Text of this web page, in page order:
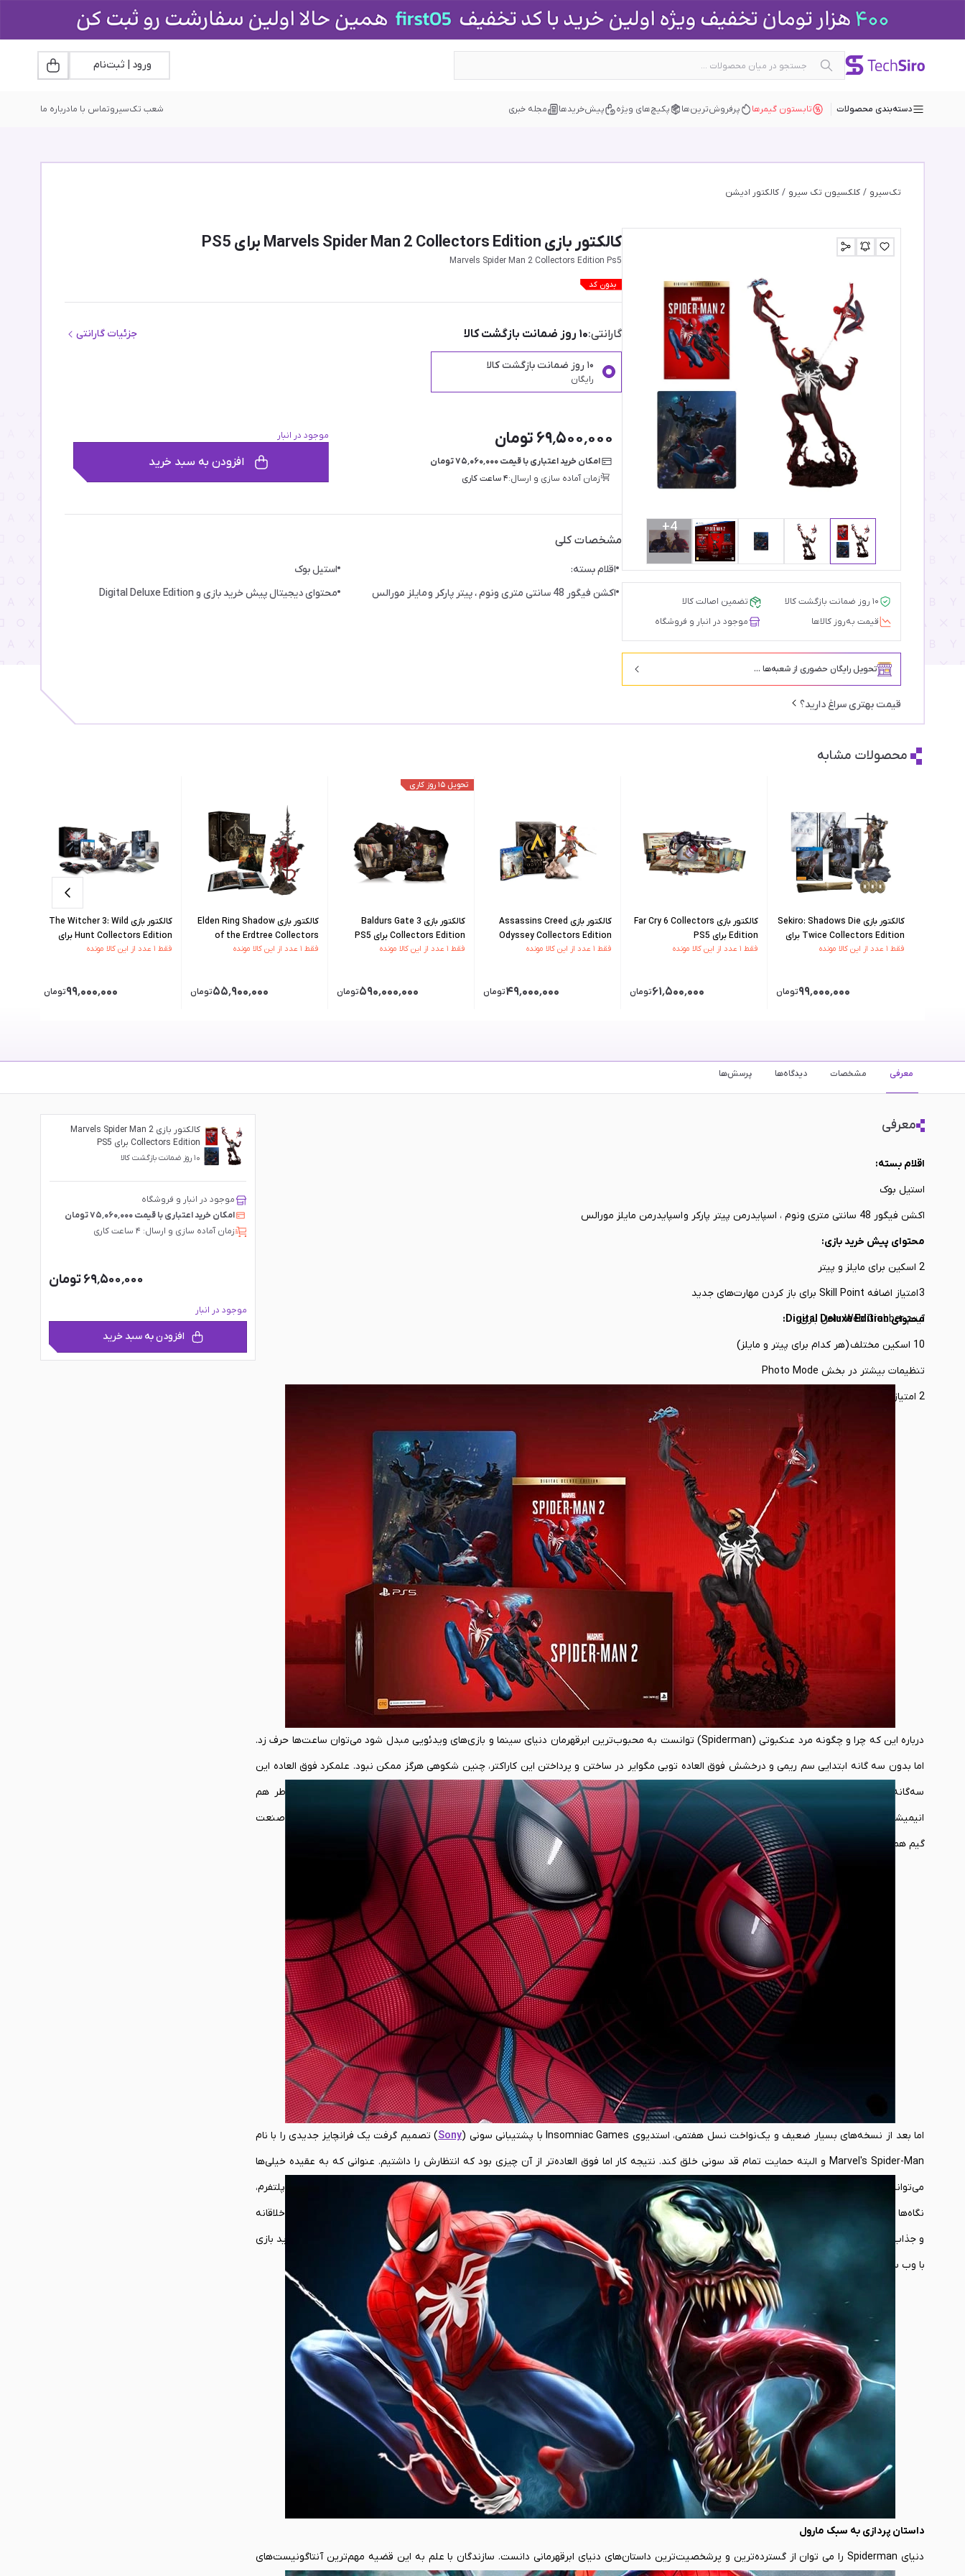
ورود | ثبت‌نام
دسته‌بندی محصولات تابستون گیمرها پرفروش‌ترین‌ها پکیچ‌های ویژه پیش‌خریدها مجله خبری شعب تک‌سیروتماس با مادرباره ما
تک‌سیرو / کلکسیون تک سیرو / کالکتور ادیشن
4+
۱۰ روز ضمانت بازگشت کالا
تضمین اصالت کالا
قیمت‌ به‌روز کالاها
موجود در انبار و فروشگاه
تحویل رایگان حضوری از شعبه‌ها ...
قیمت بهتری سراغ دارید؟
کالکتور بازی Marvels Spider Man 2 Collectors Edition برای PS5
Marvels Spider Man 2 Collectors Edition Ps5
بدون کد
گارانتی:۱۰ روز ضمانت بازگشت کالا جزئیات گارانتی
۱۰ روز ضمانت بازگشت کالا
رایگان
موجود در انبار
افزودن به سبد خرید
۶۹٬۵۰۰٬۰۰۰ تومان
امکان خرید اعتباری با قیمت ۷۵٬۰۶۰٬۰۰۰ تومان
زمان آماده سازی و ارسال:۴ ساعت کاری
مشخصات کلی
اقلام بسته:
استیل بوک
اکشن فیگور 48 سانتی متری ونوم ، پیتر پارکر و مایلز مورالس
محتوای دیجیتال پیش خرید بازی و Digital Deluxe Edition
محصولات مشابه
کالکتور بازی Sekiro: Shadows Die
Twice Collectors Edition برای
PS4
فقط ۱ عدد از این کالا مونده
۹۹٬۰۰۰٬۰۰۰تومان
کالکتور بازی Far Cry 6 Collectors
Edition برای PS5
فقط ۱ عدد از این کالا مونده
۶۱٬۵۰۰٬۰۰۰تومان
کالکتور بازی Assassins Creed
Odyssey Collectors Edition
برای PS4
فقط ۱ عدد از این کالا مونده
۴۹٬۰۰۰٬۰۰۰تومان
تحویل ۱۵ روز کاری
کالکتور بازی Baldurs Gate 3
Collectors Edition برای PS5
فقط ۱ عدد از این کالا مونده
۵۹۰٬۰۰۰٬۰۰۰تومان
کالکتور بازی Elden Ring Shadow
of the Erdtree Collectors
Edition برای PS5
فقط ۱ عدد از این کالا مونده
۵۵٬۹۰۰٬۰۰۰تومان
کالکتور بازی The Witcher 3: Wild
Hunt Collectors Edition برای
PS4
فقط ۱ عدد از این کالا مونده
۹۹٬۰۰۰٬۰۰۰تومان
معرفی مشخصات دیدگاه‌ها پرسش‌ها
معرفی
اقلام بسته:
استیل بوک
اکشن فیگور 48 سانتی متری ونوم ، اسپایدرمن پیتر پارکر و اسپایدرمن مایلز مورالس
محتوای پیش خرید بازی:
2 اسکین برای مایلز و پیتر
3 امتیاز اضافه Skill Point برای باز کردن مهارت‌های جدید
آیتم Web Grabber داخل بازی
محتوای Digital Deluxe Edition:
10 اسکین مختلف (هر کدام برای پیتر و مایلز)
تنظیمات بیشتر در بخش Photo Mode
2 امتیاز Skill Points
درباره این که چرا و چگونه مرد عنکبوتی (Spiderman) توانست به محبوب‌ترین ابرقهرمان دنیای سینما و بازی‌های ویدئویی مبدل شود می‌توان ساعت‌ها حرف زد.
اما بدون سه گانه ابتدایی سم ریمی و درخشش فوق العاده توبی مگوایر در ساختن و پرداختن این کاراکتر، چنین شکوهی هرگز ممکن نبود. علمکرد فوق العاده این
سه‌گانه در گیشه‌ها و البته از منظر منتقدین باعث شد تا سایر صنعت‌های سرگرمی هم برای تولیدات محصولات مرتبط ترغیب شوند. به همین خاطر هم
انیمیشن‌ها و بازی‌های ویدئویی زیادی خلق شدند. باورنکردنی به نظر می‌رسد اما از همان زمان کنسول سگا و بعدها پلی استیشن 1 جرقه‌های درخشش در صنعت
گیم هم زده شد.
اما بعد از نسخه‌های بسیار ضعیف و یک‌نواخت نسل هفتمی، استدیوی Insomniac Games با پشتیبانی سونی ( Sony) تصمیم گرفت یک فرانچایز جدیدی را با نام
Marvel's Spider-Man و البته حمایت تمام قد سونی خلق کند. نتیجه کار اما فوق العاده‌تر از آن‌ چیزی بود که انتظارش را داشتیم. عنوانی که به عقیده‌ خیلی‌ها
می‌توانست در رده بهترین بازی سال و یا حتی نسل هشتم هم قرار بگیرد. طبیعتاً با شروع نسل نهم کنسول‌های گیمینگ و توانایی‌های بسیار بالای این پلتفرم،
نگاه‌ها باز هم به سمت و سوی مرد عنکبوتی قصه ما رفت. Insomniac Games این‌بار هم جلوی مخاطب روسفید عمل می‌کند و با کلکسیونی از المان‌های خلاقانه
و جذاب، یک گیم پلی اکشن خالصانه و البته اعتیادآور را به گیمرها هدیه می‌دهد. برای بررسی بیشتر کالکتور بازیMarvel's Spider-Man 2
و اطمینان از خرید بازی
با وب سایت تک سیرو همراه باشید.
داستان پردازی به سبک مارول
دنیای Spiderman را می توان از گسترده‌ترین و پرشخصیت‌ترین داستان‌های دنیای ابرقهرمانی دانست. سازندگان با علم به این قضیه مهم‌ترین آنتاگونیست‌های
کالکتور بازی Marvels Spider Man 2
Collectors Edition برای PS5
۱۰ روز ضمانت بازگشت کالا
موجود در انبار و فروشگاه
امکان خرید اعتباری با قیمت ۷۵٬۰۶۰٬۰۰۰ تومان
زمان آماده سازی و ارسال: ۴ ساعت کاری
۶۹٬۵۰۰٬۰۰۰ تومان
موجود در انبار
افزودن به سبد خرید